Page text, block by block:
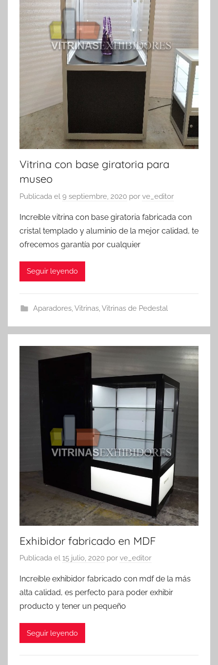
Vitrina con base giratoria para
museo
Publicada el 9 septiembre, 2020 por ve_editor
Increíble vitrina con base giratoria fabricada con
cristal templado y aluminio de la mejor calidad, te
ofrecemos garantía por cualquier
Seguir leyendo
Aparadores, Vitrinas, Vitrinas de Pedestal
Exhibidor fabricado en MDF
Publicada el 15 julio, 2020 por ve_editor
Increíble exhibidor fabricado con mdf de la más
alta calidad, es perfecto para poder exhibir
producto y tener un pequeño
Seguir leyendo